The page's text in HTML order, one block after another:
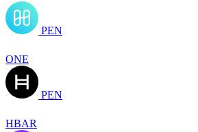
PEN
ONE
PEN
HBAR